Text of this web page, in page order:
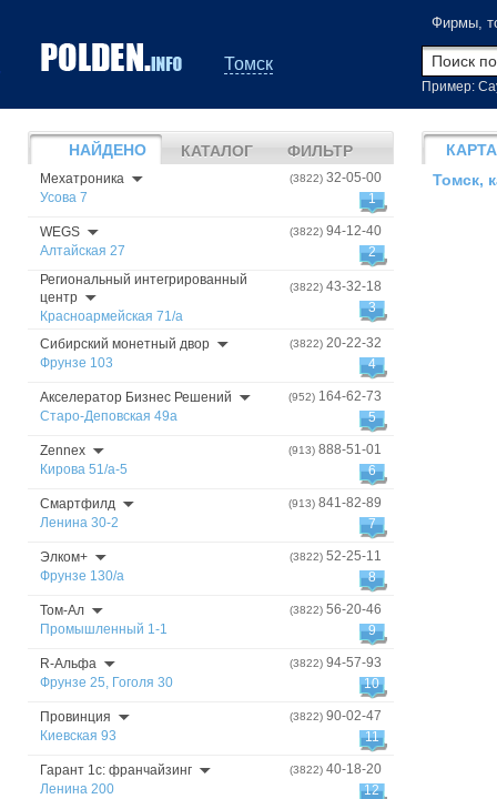
Томск
Фирмы,
Пример:
НАЙДЕНО КАТАЛОГ ФИЛЬТР
Мехатроника
Усова 7
(3822) 32-05-00
1
WEGS
Алтайская 27
(3822) 94-12-40
2
Региональный интегрированный
центр
Красноармейская 71/а
(3822) 43-32-18
3
Сибирский монетный двор
Фрунзе 103
(3822) 20-22-32
4
Акселератор Бизнес Решений
Старо-Деповская 49а
(952) 164-62-73
5
Zennex
Кирова 51/а-5
(913) 888-51-01
6
Смартфилд
Ленина 30-2
(913) 841-82-89
7
Элком+
Фрунзе 130/а
(3822) 52-25-11
8
Том-Ал
Промышленный 1-1
(3822) 56-20-46
9
R-Альфа
Фрунзе 25, Гоголя 30
(3822) 94-57-93
10
Провинция
Киевская 93
(3822) 90-02-47
11
Гарант 1с: франчайзинг
Ленина 200
(3822) 40-18-20
12
КАРТА
Томск,